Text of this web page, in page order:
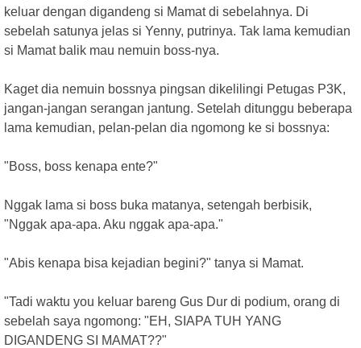
keluar dengan digandeng si Mamat di sebelahnya. Di
sebelah satunya jelas si Yenny, putrinya. Tak lama kemudian
si Mamat balik mau nemuin boss-nya.
Kaget dia nemuin bossnya pingsan dikelilingi Petugas P3K,
jangan-jangan serangan jantung. Setelah ditunggu beberapa
lama kemudian, pelan-pelan dia ngomong ke si bossnya:
"Boss, boss kenapa ente?"
Nggak lama si boss buka matanya, setengah berbisik,
"Nggak apa-apa. Aku nggak apa-apa."
"Abis kenapa bisa kejadian begini?" tanya si Mamat.
"Tadi waktu you keluar bareng Gus Dur di podium, orang di
sebelah saya ngomong: "EH, SIAPA TUH YANG
DIGANDENG SI MAMAT??"